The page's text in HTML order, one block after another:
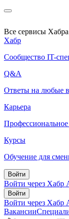
Все сервисы Хабра
Хабр
Сообщество IT-
Q&A
Ответы на любые
Карьера
Курсы
Обучение для
Войти
Войти через Хабр
Войти
Войти через Хабр
Вакансии